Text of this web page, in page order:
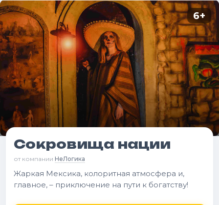
6+
Сокровища нации
от компании НеЛогика
Жаркая Мексика, колоритная атмосфера и,
главное, – приключение на пути к богатству!